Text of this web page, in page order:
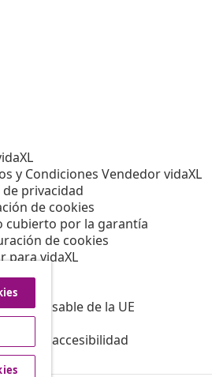
y Condiciones Vendedor vidaXL
de privacidad
de cookies
cubierto por la garantía
de cookies
para vidaXL
responsable de la UE
EPR
de accesibilidad